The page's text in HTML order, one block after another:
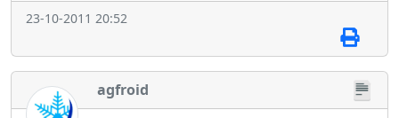
23-10-2011 20:52
agfroid